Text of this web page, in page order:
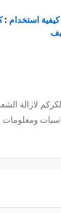
كيفية استخدام :
لازالة
ومعلومات